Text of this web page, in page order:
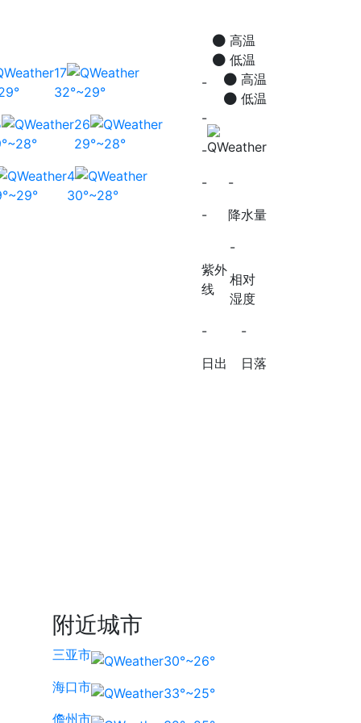
17
32°~29°
26
29°~28°
4
30°~28°
高温
低温
-
高温
低温
-
-
-
-
-
降水量
紫外
线
-
相对
湿度
-
日出
-
日落
附近城市
三亚市
30°~26°
海口市
33°~25°
儋州市